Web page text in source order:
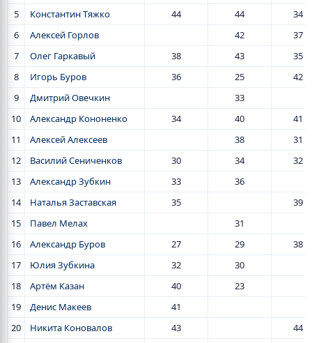
5
Константин Тяжко 44 44
34
6
Алексей Горлов 42
37
7
Олег Гаркавый 38 43
35
8
Игорь Буров 36 25
42
9
Дмитрий Овечкин
33
10
Александр Кононенко 34 40
41
11
Алексей Алексеев 38
31
12
Василий Cениченков 30 34
32
13
Александр Зубкин 33
36
14
Наталья Заставская 35
39
15
Павел Мелах
31
16
Александр Буров 27 29
38
17
Юлия Зубкина 32
30
18
Артём Казан 40
23
19
Денис Макеев
41
20
Никита Коновалов 43
44